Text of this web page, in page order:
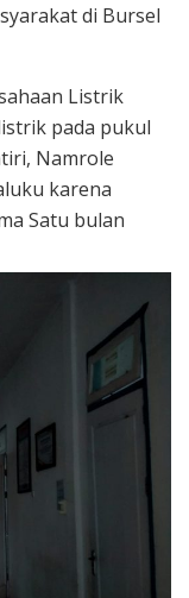
di Bursel
Listrik
pada pukul
Namrole
karena
Satu bulan